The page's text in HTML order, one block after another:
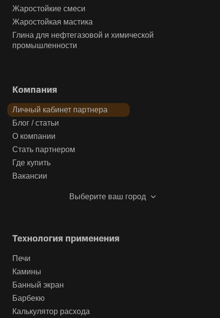
Жаростойкие смеси
Жаростойкая мастика
Глина для нефтегазовой и химической
промышленности
Компания
Личный кабинет партнера
Блог / статьи
О компании
Стать партнером
Где купить
Вакансии
Выберите ваш город
Технология применения
Печи
Камины
Банный экран
Барбекю
Калькулятор расхода